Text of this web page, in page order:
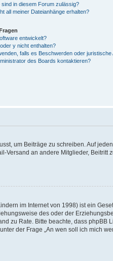
in diesem Forum zulässig?
all meiner Dateianhänge erhalten?
entwickelt?
y nicht enthalten?
falls es Beschwerden oder
des Boards kontaktieren?
um Beiträge zu schreiben. Auf
Versand an andere Mitglieder, Beitritt
im Internet von 1998) ist ein
des oder der
zu Rate. Bitte beachte, dass phpBB
der Frage „An wen soll ich mich